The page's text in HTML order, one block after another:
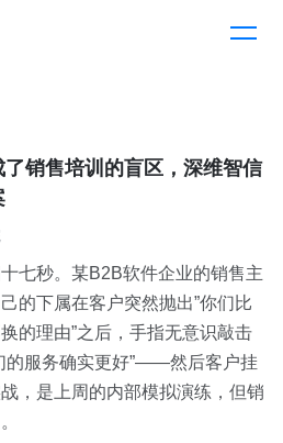
销售培训的盲区，深维智信
七秒。某B2B软件企业的销售主
的下属在客户突然抛出”你们比
的理由”之后，手指无意识敲击
的服务确实更好”——然后客户挂
，是上周的内部模拟演练，但销